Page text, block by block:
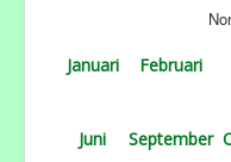
Januari Februari
Juni September